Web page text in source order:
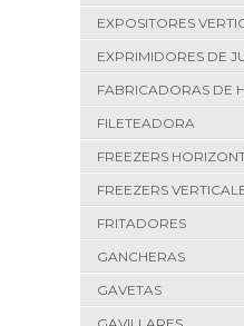
EXPOSITORES
EXPRIMIDORES DE
FABRICADORAS DE
FILETEADORA
FREEZERS
FREEZERS
FRITADORES
GANCHERAS
GAVETAS
GAVILLARES